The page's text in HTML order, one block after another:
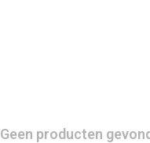
Geen producten